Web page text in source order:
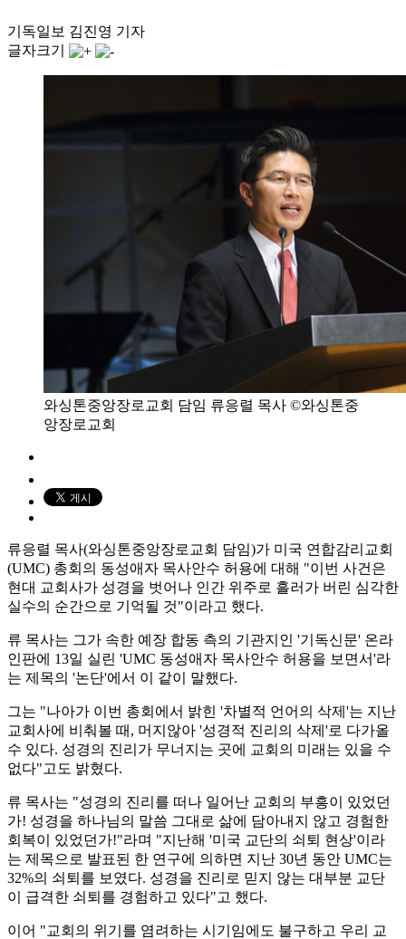
기독일보 김진영 기자
글자크기
와싱톤중앙장로교회 담임 류응렬 목사 ©와싱톤중
앙장로교회
류응렬 목사(와싱톤중앙장로교회 담임)가 미국 연합감리교회
(UMC) 총회의 동성애자 목사안수 허용에 대해 "이번 사건은
현대 교회사가 성경을 벗어나 인간 위주로 흘러가 버린 심각한
실수의 순간으로 기억될 것"이라고 했다.
류 목사는 그가 속한 예장 합동 측의 기관지인 '기독신문' 온라
인판에 13일 실린 'UMC 동성애자 목사안수 허용을 보면서'라
는 제목의 '논단'에서 이 같이 말했다.
그는 "나아가 이번 총회에서 밝힌 '차별적 언어의 삭제'는 지난
교회사에 비춰볼 때, 머지않아 '성경적 진리의 삭제'로 다가올
수 있다. 성경의 진리가 무너지는 곳에 교회의 미래는 있을 수
없다"고도 밝혔다.
류 목사는 "성경의 진리를 떠나 일어난 교회의 부흥이 있었던
가! 성경을 하나님의 말씀 그대로 삶에 담아내지 않고 경험한
회복이 있었던가!"라며 "지난해 '미국 교단의 쇠퇴 현상'이라
는 제목으로 발표된 한 연구에 의하면 지난 30년 동안 UMC는
32%의 쇠퇴를 보였다. 성경을 진리로 믿지 않는 대부분 교단
이 급격한 쇠퇴를 경험하고 있다"고 했다.
이어 "교회의 위기를 염려하는 시기임에도 불구하고 우리 교